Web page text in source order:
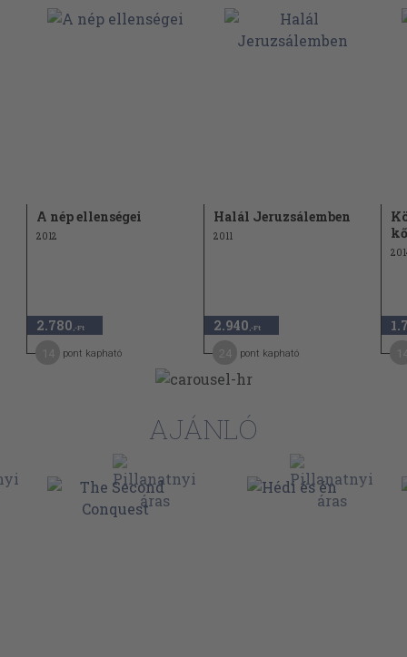
A nép ellenségei
2012
2.780 ,-Ft
pont kapható
Halál Jeruzsálemben
2011
2.940 ,-Ft
pont kapható
AJÁNLÓ